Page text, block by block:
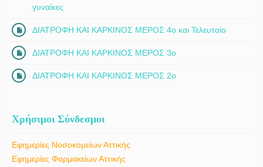
γυναίκες
ΔΙΑΤΡΟΦΗ ΚΑΙ ΚΑΡΚΙΝΟΣ ΜΕΡΟΣ 4ο και Τελευταίο
ΔΙΑΤΡΟΦΗ ΚΑΙ ΚΑΡΚΙΝΟΣ ΜΕΡΟΣ 3ο
ΔΙΑΤΡΟΦΗ ΚΑΙ ΚΑΡΚΙΝΟΣ ΜΕΡΟΣ 2ο
Χρήσιμοι Σύνδεσμοι
Εφημερίες Νοσοκομείων Αττικής
Εφημερίες Φαρμακείων Αττικής